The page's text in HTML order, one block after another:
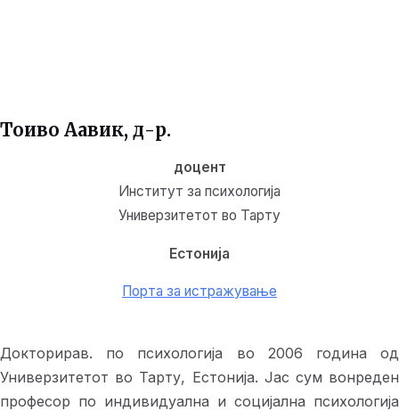
Тоиво Аавик, д-р.
доцент
Институт за психологија
Универзитетот во Тарту
Естонија
Порта за истражување
Докторирав. по психологија во 2006 година од
Универзитетот во Тарту, Естонија. Јас сум вонреден
професор по индивидуална и социјална психологија